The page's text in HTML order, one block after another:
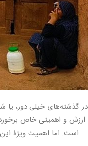
در گذشته‌های خیلی دور، یا
ارزش و اهمیتی خاص
است. اما اهمیت ویژۀ